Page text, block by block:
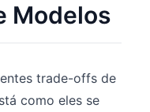
Modelos
trade-offs de
como eles se